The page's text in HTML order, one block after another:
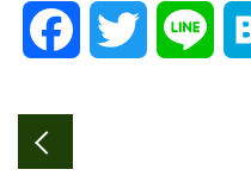
FacebookTwitter Line